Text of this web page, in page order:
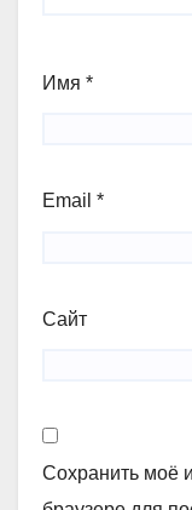
Имя *
Email *
Сайт
Сохранить моё